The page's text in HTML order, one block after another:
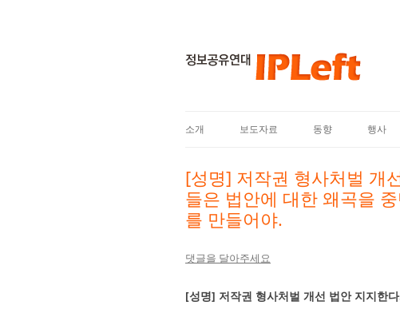
소개 보도자료 동향 행사
[성명] 저작권 형사처벌 개
들은 법안에 대한 왜곡을
를 만들어야.
댓글을 달아주세요
[성명] 저작권 형사처벌 개선 법안 지지한